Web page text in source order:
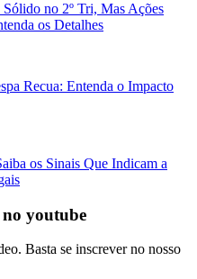
no 2º Tri, Mas Ações
os Detalhes
Recua: Entenda o Impacto
os Sinais Que Indicam a
no youtube
Basta se inscrever no nosso